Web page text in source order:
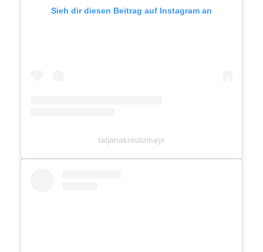
Sieh dir diesen Beitrag auf Instagram an
tatjanakreutzmayr